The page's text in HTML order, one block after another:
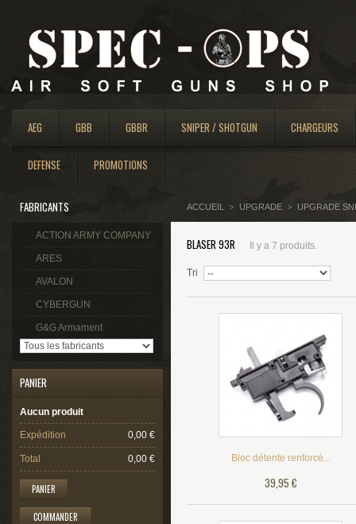
AEG GBB GBBR SNIPER / SHOTGUN CHARGEURS
DEFENSE PROMOTIONS
FABRICANTS
ACTION ARMY COMPANY
ARES
AVALON
CYBERGUN
G&G Armament
PANIER
Aucun produit
Expédition 0,00 €
Total 0,00 €
PANIER
COMMANDER
ACCUEIL > UPGRADE > UPGRADE
BLASER 93R Il y a 7 produits.
Tri
Bloc détente renforcé...
39,95 €